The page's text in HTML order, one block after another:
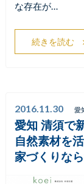
な存在が…
続きを読む
2016.11.30 愛
愛知 清須で
自然素材を
家づくりな